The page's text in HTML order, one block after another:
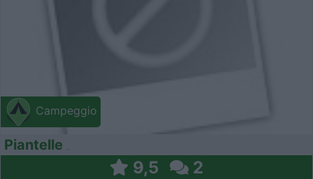
Campeggio
Piantelle
9,5 2